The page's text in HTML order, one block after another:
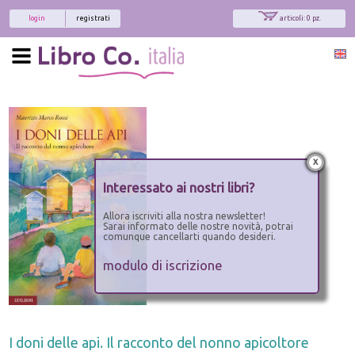
articoli: 0 pz.
registrati
login
I doni delle api. Il racconto del nonno apicoltore
x
Interessato ai nostri libri?
Allora iscriviti alla nostra newsletter!
Sarai informato delle nostre novità, potrai
comunque cancellarti quando desideri.
modulo di iscrizione